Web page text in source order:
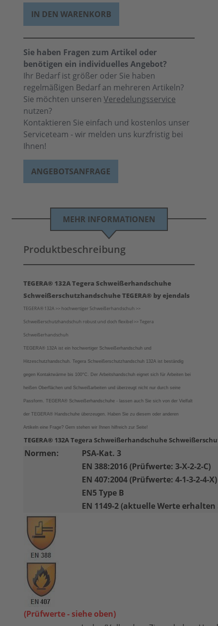
IN DEN WARENKORB
Sie haben Fragen zum Artikel oder
benötigen ein individuelles Angebot?
Ihr Bedarf ist größer oder Sie haben
regelmäßigen Bedarf an mehreren Artikeln?
Sie möchten unseren Veredelungsservice
nutzen?
Kontaktieren Sie einfach und kostenlos unser
Serviceteam - wir melden uns kurzfristig bei
Ihnen!
ANGEBOTSANFRAGE
MEHR INFORMATIONEN
Produktbeschreibung
TEGERA® 132A Tegera Schweißerhandschuhe
Schweißerschutzhandschuhe TEGERA® by ejendals
TEGERA® 132A >> hochwertiger Schweißerhandschuh >>
Schweißerschutzhandschuh robust und doch flexibel >> Tegera
Schweißerhandschuh
TEGERA® 132A ist ein hochwertiger Schweißerhandschuh und
Hitzeschutzhandschuh. Tegera Schweißerschutzhandschuh 132A ist beständig
gegen Kontaktwärme bis 100°C. Der Arbeitshandschuh eignet sich für Arbeiten bei
heißen Oberflächen und Schweißarbeiten und überzeugt nicht nur durch seine
Passform. TEGERA® Schweißerhandschuhe - lassen auch Sie sich von der Vielfalt
der TEGERA® Handschuhe überzeugen. Haben Sie zu diesem oder anderen
Artikeln eine Frage? Gern stehen wir Ihnen hilfreich zur Seite!
TEGERA® 132A Tegera Schweißerhandschuhe
Normen:
PSA-Kat. 3
EN 388:2016 (Prüfwerte: 3-X-2-2-C)
EN 407:2004 (Prüfwerte: 4-1-3-2-4-X)
EN12477:2001+A1:200
5 Type B
EN 1149-2 (aktuelle Werte
(Prüfwerte - siehe oben)